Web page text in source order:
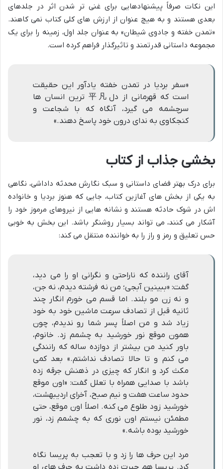
این نکات صرفاً پیشنهادهایی برای غنی تر شدن اثر در جلدهای
بعدی هستند و به هیچ عنوان از ارزش های کلی کتاب نمی کاهند.
«تمدن خفته و جادوی شیطان» به عنوان جلد اول، زمینه را برای یک
مجموعه داستانی قدرتمند و تاثیرگذار فراهم کرده است.
«سفر بردیا در تمدن خفته یادآور این حقیقت
است که قهرمانی از دل平凡 ترین انسان ها
سرچشمه می گیرد، آنگاه که با شجاعت و
کنجکاوی به ندای درون خود پاسخ دهند.»
بخشی جذاب از کتاب
برای درک بهتر فضای داستانی و سبک نگارش محدثه داداشی، نگاهی
به یکی از بخش های آغازین کتاب، جایی که هنوز بردیا و خانواده
اش در شوک حادثه هستند و نشانه هایی از نیروهای مرموز خود را
آشکار می کنند، می تواند بسیار روشنگر باشد. این بخش به خوبی
حس تعلیق و رمز و راز را به خواننده منتقل می کند:
آقای راننده که ناراحتی و نگرانی او را می دید،
گفت: «ببینین آبجی؛ من نه فرشته دیدم، نه جن،
و نه زن مو بلند. اما قسم می خورم انگار چند
ثانیه قبل از تصادف سرعت ماشین خود به خود
زیاد شد و من اصلاً پسر شما رو ندیدم، چون
همون موقع نور خورشید به چشمم زد. خانوم،
باور کنید من بیشتر از دوازده ساله که رانندگی
می کنم و تا حالا تصادف نداشتم.» بعد کمی
مکث کرد و انگار که چیزی در ذهنش جرقه زده
باشد با صدایی همراه با تعلل گفت: «اون موقع
حدود ساعت هفت و نیم صبح، آخرای اردیبهشت،
خورشید زود طلوع می کنه. اصلاً اون موقع، حتی
مطمئن نیستم اون نوری که به چشمم زد، نور
خورشید بوده باشه.»
مرد این حرف ها را زد و با تعجب به پریسا نگاه
کرد. پریسا هم حیرت زده داشت به حرف های او